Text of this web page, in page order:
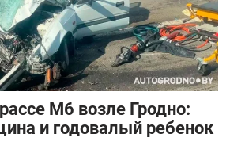
М6 возле Гродно:
и годовалый ребенок